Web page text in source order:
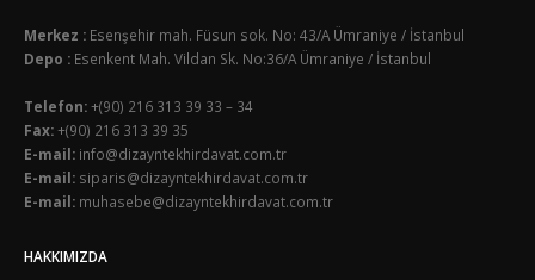
Merkez : Esenşehir mah. Füsun sok. No: 43/A Ümraniye / İstanbul
Depo : Esenkent Mah. Vildan Sk. No:36/A Ümraniye / İstanbul
Telefon:+(90) 216 313 39 33 – 34
Fax:+(90) 216 313 39 35
E-mail: info@dizayntekhirdavat.com.tr
E-mail: siparis@dizayntekhirdavat.com.tr
E-mail: muhasebe@dizayntekhirdavat.com.tr
HAKKIMIZDA